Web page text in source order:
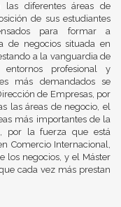
las diferentes áreas de
de sus estudiantes
para formar a
de negocios situada en
a la vanguardia de
profesional y
más demandados se
de Empresas, por
las áreas de negocio, el
más importantes de la
por la fuerza que está
Comercio Internacional,
los negocios, y el Máster
cada vez más prestan